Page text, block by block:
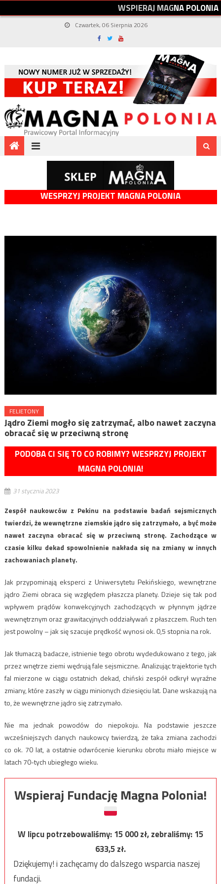
WSPIERAJMAGNAPOLONIA
Czwartek, 06 Sierpnia 2026
WESPRZYJ PROJEKT MAGNA POLONIA
FELIETONY
Jądro Ziemi mogło się zatrzymać, albo nawet zaczyna
obracać się w przeciwną stronę
PODOBA CI SIĘ TO CO ROBIMY? WESPRZYJ PROJEKT
MAGNA POLONIA!
31 stycznia 2023
Zespół naukowców z Pekinu na podstawie badań sejsmicznych
twierdzi, że wewnętrzne ziemskie jądro się zatrzymało, a być może
nawet zaczyna obracać się w przeciwną stronę. Zachodzące w
czasie kilku dekad spowolnienie nakłada się na zmiany w innych
zachowaniach planety.
Jak przypominają eksperci z Uniwersytetu Pekińskiego, wewnętrzne
jądro Ziemi obraca się względem płaszcza planety. Dzieje się tak pod
wpływem prądów konwekcyjnych zachodzących w płynnym jądrze
wewnętrznym oraz grawitacyjnych oddziaływań z płaszczem. Ruch ten
jest powolny – jak się szacuje prędkość wynosi ok. 0,5 stopnia na rok.
Jak tłumaczą badacze, istnienie tego obrotu wydedukowano z tego, jak
przez wnętrze ziemi wędrują fale sejsmiczne. Analizując trajektorie tych
fal mierzone w ciągu ostatnich dekad, chiński zespół odkrył wyraźne
zmiany, które zaszły w ciągu minionych dziesięciu lat. Dane wskazują na
to, że wewnętrzne jądro się zatrzymało.
Nie ma jednak powodów do niepokoju. Na podstawie jeszcze
wcześniejszych danych naukowcy twierdzą, że taka zmiana zachodzi
co ok. 70 lat, a ostatnie odwrócenie kierunku obrotu miało miejsce w
latach 70-tych ubiegłego wieku.
Wspieraj Fundację Magna Polonia!
W lipcu potrzebowaliśmy:15 000zł, zebraliśmy:15
633,5zł.
Dziękujemy! i zachęcamy do dalszego wsparcia naszej
fundacji.